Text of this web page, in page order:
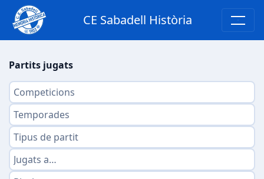
CE Sabadell Història
Partits jugats